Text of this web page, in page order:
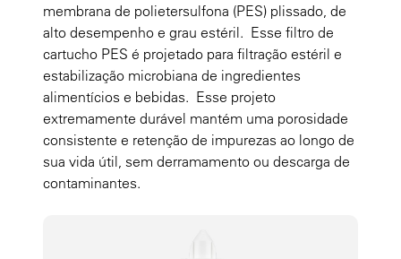
membrana de polietersulfona (PES) plissado, de
alto desempenho e grau estéril. Esse filtro de
cartucho PES é projetado para filtração estéril e
estabilização microbiana de ingredientes
alimentícios e bebidas. Esse projeto
extremamente durável mantém uma porosidade
consistente e retenção de impurezas ao longo de
sua vida útil, sem derramamento ou descarga de
contaminantes.